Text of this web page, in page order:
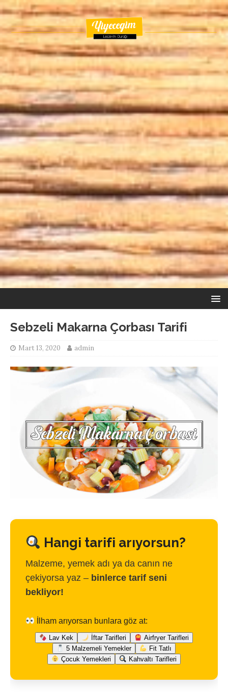
Sebzeli Makarna Çorbası Tarifi
Mart 13, 2020 admin
Hangi tarifi arıyorsun?
Malzeme, yemek adı ya da canın ne
çekiyorsa yaz – binlerce tarif seni
bekliyor!
İlham arıyorsan bunlara göz at:
Lav Kek İftar Tarifleri
Airfryer Tarifleri
5 Malzemeli Yemekler
Fit Tatlı
Çocuk Yemekleri
Kahvaltı Tarifleri